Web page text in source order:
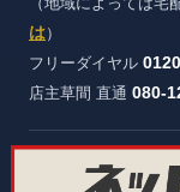
は）
フリーダイヤル
店主草間 直通 080-
株式会社ヴィンテー
481321600012号